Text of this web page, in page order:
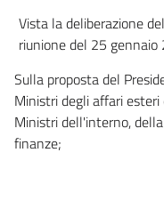
Vista la deliberazione
riunione del 25 gennaio
Sulla proposta del
Ministri degli affari
Ministri dell'interno,
finanze;